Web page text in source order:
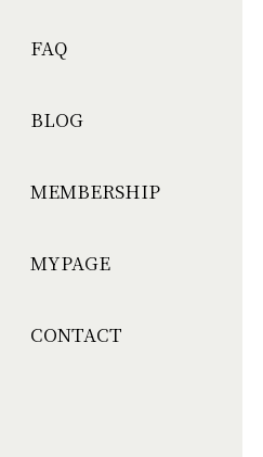
FAQ
BLOG
MEMBERSHIP
MYPAGE
CONTACT